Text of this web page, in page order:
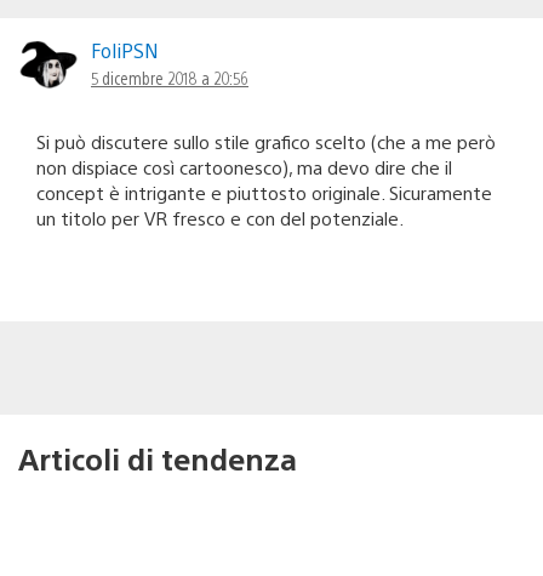
FoliPSN
5 dicembre 2018 a 20:56
Si può discutere sullo stile grafico scelto (che a me però
non dispiace così cartoonesco), ma devo dire che il
concept è intrigante e piuttosto originale. Sicuramente
un titolo per VR fresco e con del potenziale.
Articoli di tendenza